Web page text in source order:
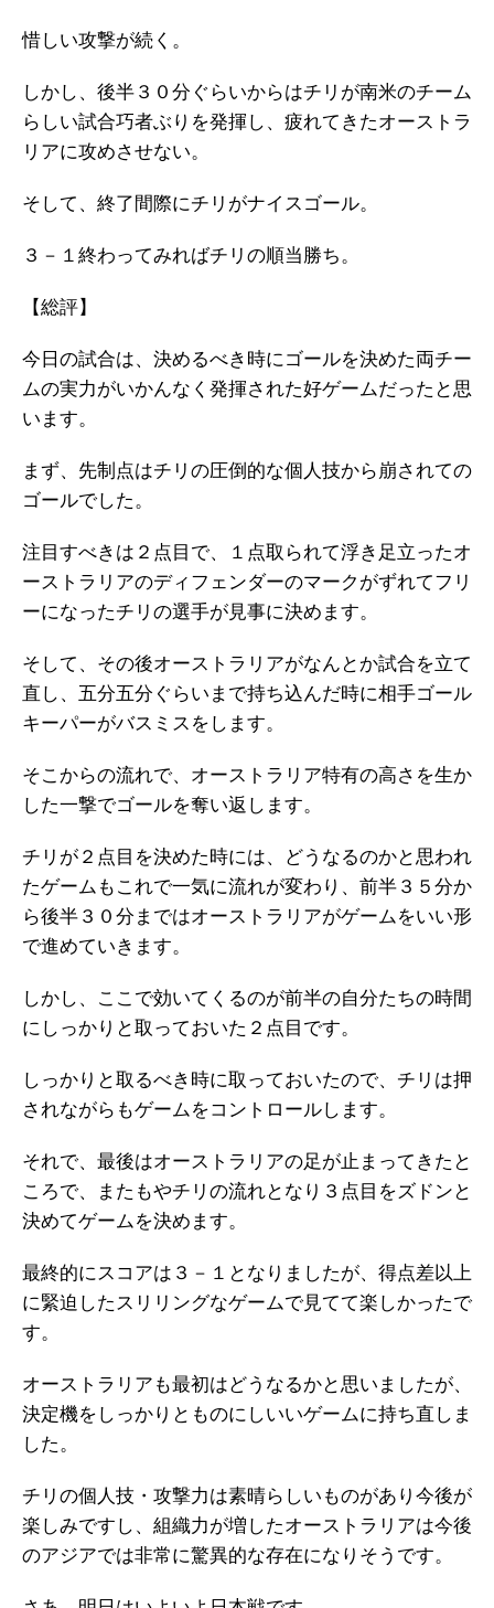
惜しい攻撃が続く。
しかし、後半３０分ぐらいからはチリが南米のチーム
らしい試合巧者ぶりを発揮し、疲れてきたオーストラ
リアに攻めさせない。
そして、終了間際にチリがナイスゴール。
３－１終わってみればチリの順当勝ち。
【総評】
今日の試合は、決めるべき時にゴールを決めた両チー
ムの実力がいかんなく発揮された好ゲームだったと思
います。
まず、先制点はチリの圧倒的な個人技から崩されての
ゴールでした。
注目すべきは２点目で、１点取られて浮き足立ったオ
ーストラリアのディフェンダーのマークがずれてフリ
ーになったチリの選手が見事に決めます。
そして、その後オーストラリアがなんとか試合を立て
直し、五分五分ぐらいまで持ち込んだ時に相手ゴール
キーパーがバスミスをします。
そこからの流れで、オーストラリア特有の高さを生か
した一撃でゴールを奪い返します。
チリが２点目を決めた時には、どうなるのかと思われ
たゲームもこれで一気に流れが変わり、前半３５分か
ら後半３０分まではオーストラリアがゲームをいい形
で進めていきます。
しかし、ここで効いてくるのが前半の自分たちの時間
にしっかりと取っておいた２点目です。
しっかりと取るべき時に取っておいたので、チリは押
されながらもゲームをコントロールします。
それで、最後はオーストラリアの足が止まってきたと
ころで、またもやチリの流れとなり３点目をズドンと
決めてゲームを決めます。
最終的にスコアは３－１となりましたが、得点差以上
に緊迫したスリリングなゲームで見てて楽しかったで
す。
オーストラリアも最初はどうなるかと思いましたが、
決定機をしっかりとものにしいいゲームに持ち直しま
した。
チリの個人技・攻撃力は素晴らしいものがあり今後が
楽しみですし、組織力が増したオーストラリアは今後
のアジアでは非常に驚異的な存在になりそうです。